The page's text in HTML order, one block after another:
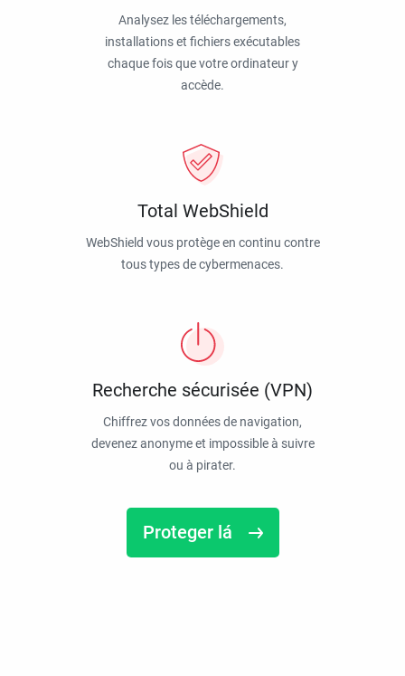
Analysez les téléchargements,
installations et fichiers exécutables
chaque fois que votre ordinateur y
accède.
Total WebShield
WebShield vous protège en continu contre
tous types de cybermenaces.
Recherche sécurisée (VPN)
Chiffrez vos données de navigation,
devenez anonyme et impossible à suivre
ou à pirater.
Proteger lá